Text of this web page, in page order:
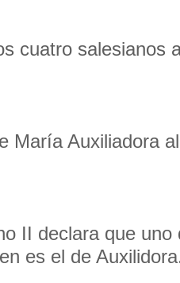
cuatro salesianos
María Auxiliadora
II declara que
es el de